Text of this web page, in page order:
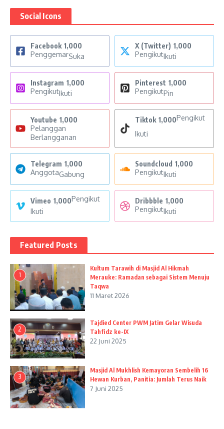
Social Icons
Facebook 1,000
PenggemarSuka
X (Twitter) 1,000
PengikutIkuti
Instagram 1,000
PengikutIkuti
Pinterest 1,000
PengikutPin
Youtube 1,000
Pelanggan
Berlangganan
Tiktok 1,000Pengikut
Ikuti
Telegram 1,000
AnggotaGabung
Soundcloud 1,000
PengikutIkuti
Vimeo 1,000Pengikut
Ikuti
Dribbble 1,000
PengikutIkuti
Featured Posts
1
Kultum Tarawih di Masjid Al Hikmah
Merauke: Ramadan sebagai Sistem Menuju
Taqwa
11 Maret 2026
2
Tajdied Center PWM Jatim Gelar Wisuda
Tahfidz ke-IX
22 Juni 2025
3
Masjid Al Mukhlish Kemayoran Sembelih 16
Hewan Kurban, Panitia: Jumlah Terus Naik
7 Juni 2025